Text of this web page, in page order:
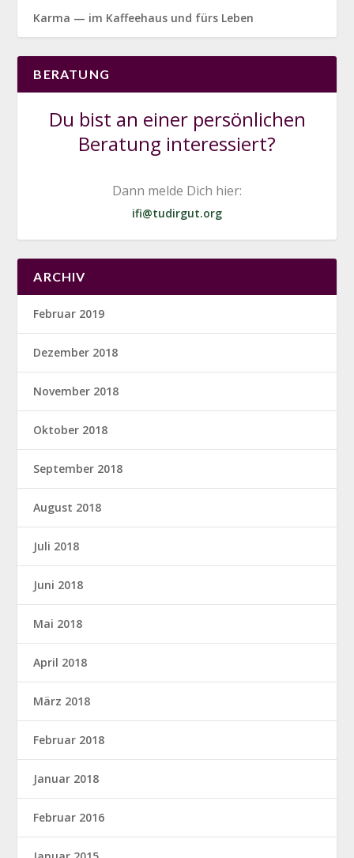
Karma — im Kaffeehaus und fürs Leben
BERATUNG
Du bist an einer persönlichen
Beratung interessiert?
Dann melde Dich hier:
ifi@tudirgut.org
ARCHIV
Februar 2019
Dezember 2018
November 2018
Oktober 2018
September 2018
August 2018
Juli 2018
Juni 2018
Mai 2018
April 2018
März 2018
Februar 2018
Januar 2018
Februar 2016